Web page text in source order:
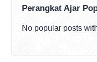
Perangkat Ajar
No popular posts